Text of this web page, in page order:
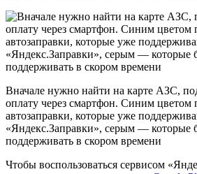
Вначале нужно найти на карте АЗС,
оплату через смартфон. Синим цветом
автозаправки, которые уже
«Яндекс.Заправки», серым — которые
поддерживать в скором времени
Чтобы воспользоваться сервисом